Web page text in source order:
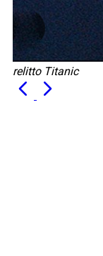
relitto Titanic